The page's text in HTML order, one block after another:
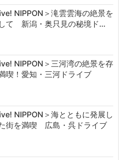
NIPPON＞滝雲雲海の絶景を
て 新潟・奥只見の秘境ド…
NIPPON＞三河湾の絶景を存
喫！愛知・三河ドライブ
NIPPON＞海とともに発展し
街を満喫 広島・呉ドライブ